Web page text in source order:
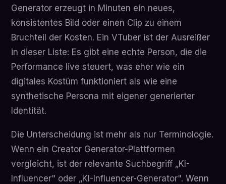
Generator erzeugt in Minuten ein neues,
konsistentes Bild oder einen Clip zu einem
Bruchteil der Kosten. Ein VTuber ist der Ausreißer
in dieser Liste: Es gibt eine echte Person, die die
Performance live steuert, was eher wie ein
digitales Kostüm funktioniert als wie eine
synthetische Persona mit eigener generierter
Identität.
Die Unterscheidung ist mehr als nur Terminologie.
Wenn ein Creator Generator-Plattformen
vergleicht, ist der relevante Suchbegriff „KI-
Influencer" oder „KI-Influencer-Generator". Wenn